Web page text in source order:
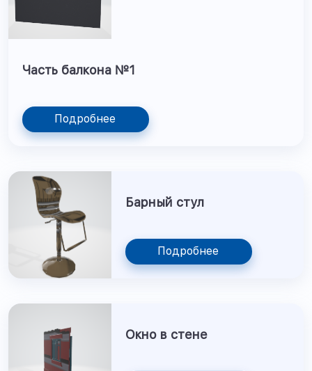
Часть балкона №1
Подробнее
Барный стул
Подробнее
Окно в стене